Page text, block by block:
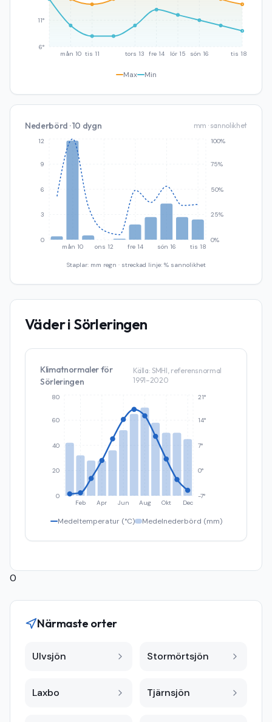
mån 10 tis 11 tors 13 fre 14 lör 15 sön 16 tis 18
6°
11°
Max Min
Nederbörd · 10 dygn mm · sannolikhet
mån 10 ons 12 fre 14 sön 16 tis 18
0
3
6
9
12
0%
25%
50%
75%
100%
Staplar: mm regn · streckad linje: % sannolikhet
Väder i Sörleringen
Klimatnormaler för
Sörleringen
Källa: SMHI, referensnormal
1991–2020
Feb Apr Jun Aug Okt Dec
0
20
40
60
80
-7°
0°
7°
14°
21°
Medeltemperatur (°C) Medelnederbörd (mm)
0
Närmaste orter
Ulvsjön Stormörtsjön
Laxbo Tjärnsjön